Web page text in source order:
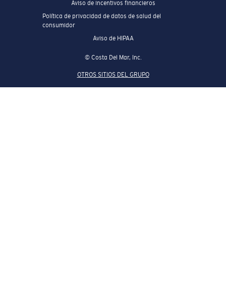
Aviso de incentivos financieros
Política de privacidad de datos de salud del
consumidor
Aviso de HIPAA
© Costa Del Mar, Inc.
OTROS SITIOS DEL GRUPO